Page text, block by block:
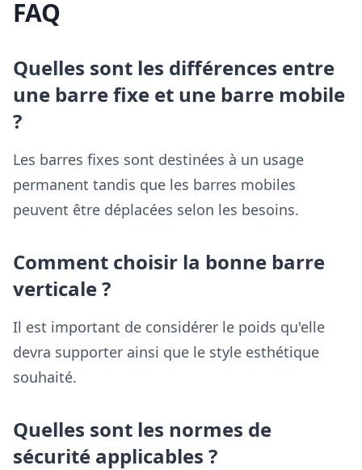
FAQ
Quelles sont les différences entre
une barre fixe et une barre mobile
?
Les barres fixes sont destinées à un usage
permanent tandis que les barres mobiles
peuvent être déplacées selon les besoins.
Comment choisir la bonne barre
verticale ?
Il est important de considérer le poids qu'elle
devra supporter ainsi que le style esthétique
souhaité.
Quelles sont les normes de
sécurité applicables ?